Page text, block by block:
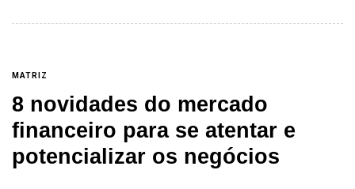
MATRIZ
8 novidades do mercado
financeiro para se atentar e
potencializar os negócios